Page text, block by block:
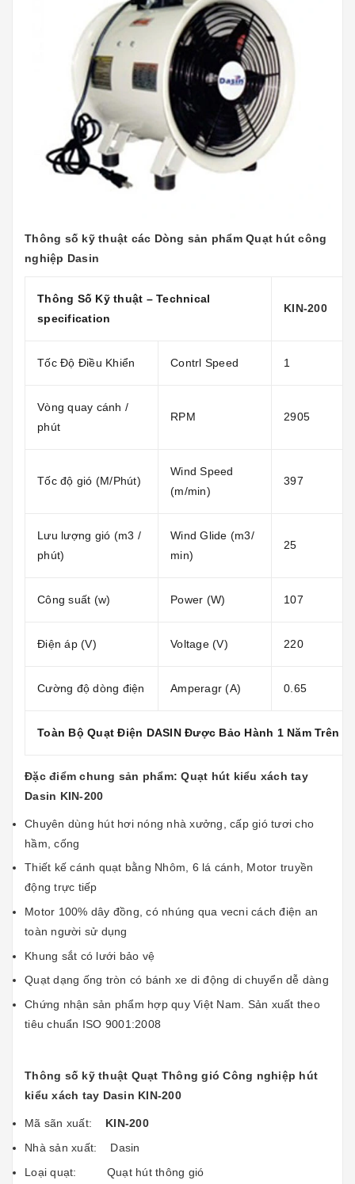
Thông số kỹ thuật các Dòng sản phẩm Quạt hút công
nghiệp Dasin
Thông Số Kỹ thuật – Technical
specification
KIN-200
Tốc Độ Điều Khiển Contrl Speed 1
Vòng quay cánh /
phút
RPM 2905
Tốc độ gió (M/Phút)
Wind Speed
(m/min)
397
Lưu lượng gió (m3 /
phút)
Wind Glide (m3/
min)
25
Công suất (w) Power (W) 107
Điện áp (V) Voltage (V) 220
Cường độ dòng điện Amperagr (A) 0.65
Toàn Bộ Quạt Điện DASIN Được Bảo Hành 1 Năm Trên
Đặc điểm chung sản phẩm:Quạt hút kiểu xách tay
Dasin KIN-200
Chuyên dùng hút hơi nóng nhà xưởng, cấp gió tươi cho
hầm, cống
Thiết kế cánh quạt bằng Nhôm, 6 lá cánh, Motor truyền
động trực tiếp
Motor 100% dây đồng, có nhúng qua vecni cách điện an
toàn người sử dụng
Khung sắt có lưới bảo vệ
Quạt dạng ống tròn có bánh xe di động di chuyển dễ dàng
Chứng nhận sản phẩm hợp quy Việt Nam. Sản xuất theo
tiêu chuẩn ISO 9001:2008
Thông số kỹ thuật Quạt Thông gió Công nghiệp hút
kiểu xách tay Dasin KIN-200
Mã sãn xuất: KIN-200
Nhà sản xuất: Dasin
Loại quạt: Quạt hút thông gió